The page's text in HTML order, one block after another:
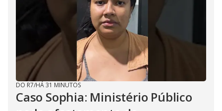
DO R7/HÁ 31 MINUTOS
Caso Sophia: Ministério Público